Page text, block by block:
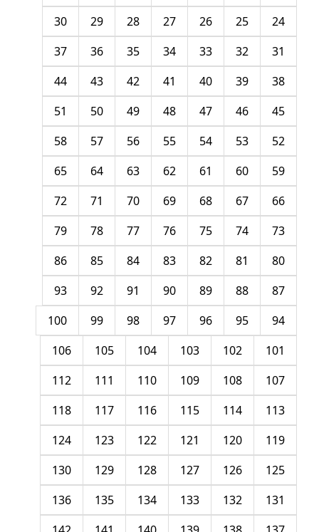
24
25
26
27
28
29
30
31
32
33
34
35
36
37
38
39
40
41
42
43
44
45
46
47
48
49
50
51
52
53
54
55
56
57
58
59
60
61
62
63
64
65
66
67
68
69
70
71
72
73
74
75
76
77
78
79
80
81
82
83
84
85
86
87
88
89
90
91
92
93
94
95
96
97
98
99
100
101
102
103
104
105
106
107
108
109
110
111
112
113
114
115
116
117
118
119
120
121
122
123
124
125
126
127
128
129
130
131
132
133
134
135
136